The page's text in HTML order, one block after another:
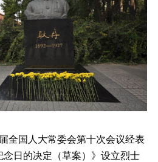
全国人大常委会第十次会议经表
日的决定（草案）》设立烈士